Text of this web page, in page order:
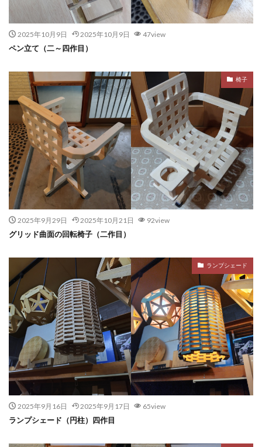
2025年10月9日 2025年10月9日 47view
ペン立て（二～四作目）
椅子
2025年9月29日 2025年10月21日 92view
グリッド曲面の回転椅子（二作目）
ランプシェード
2025年9月16日 2025年9月17日 65view
ランプシェード（円柱）四作目